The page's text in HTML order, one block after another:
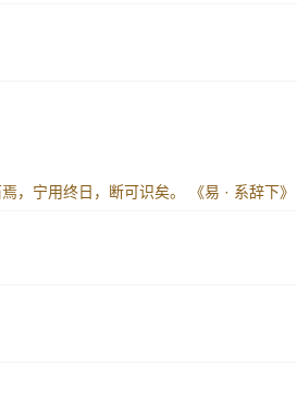
，宁用终日，断可识矣。 《易 · 系辞下》